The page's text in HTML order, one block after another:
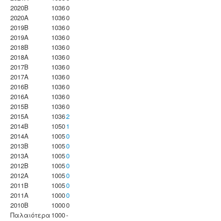
2020B
10360
2020A
10360
2019B
10360
2019A
10360
2018B
10360
2018A
10360
2017B
10360
2017A
10360
2016B
10360
2016A
10360
2015B
10360
2015A
10362
2014B
10501
2014A
10050
2013B
10050
2013A
10050
2012B
10050
2012A
10050
2011B
10050
2011A
10000
2010B
10000
Παλαιότερα 1000-